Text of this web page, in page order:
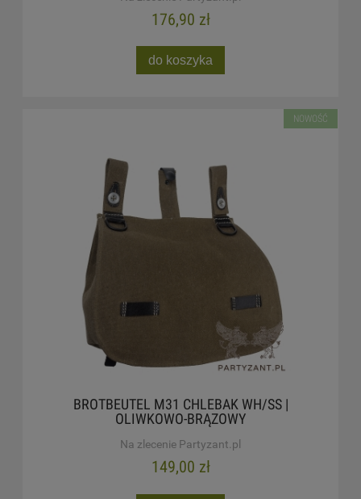
176,90 zł
do koszyka
BROTBEUTEL M31 CHLEBAK WH/SS |
OLIWKOWO-BRĄZOWY
Na zlecenie Partyzant.pl
149,00 zł
NOWOŚĆ